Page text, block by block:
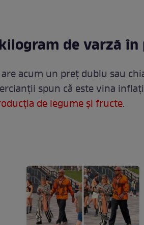
de varză în
are acum un preț dublu sau
spun că este vina
de legume și fructe.